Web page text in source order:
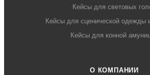
Кейсы для световых
Кейсы для сценической одежды
Кейсы для конной
О КОМПАНИИ